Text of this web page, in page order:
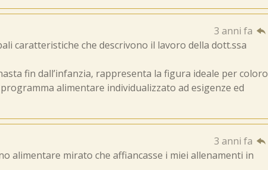
3 anni fa
caratteristiche che descrivono il lavoro della dott.ssa
fin dall’infanzia, rappresenta la figura ideale per coloro
alimentare individualizzato ad esigenze ed
3 anni fa
alimentare mirato che affiancasse i miei allenamenti in